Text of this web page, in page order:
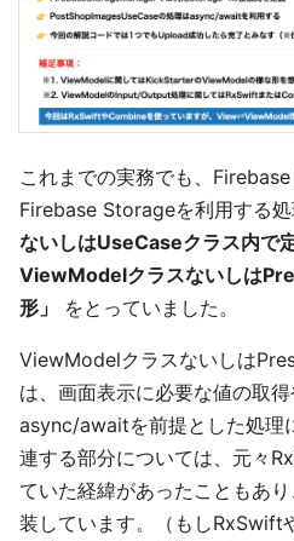
これまでの実務でも、
Firebase Storageを利用する
ないしはUseCaseクラス内で
ViewModelクラスないしは
形」
をとっていました。
ViewModelクラスないしは
は、画面表示に必要な値の取
async/awaitを前提とした処理
連する部分については、元々
ていた経緯があったこともあ
装しています。（もしRxSwift